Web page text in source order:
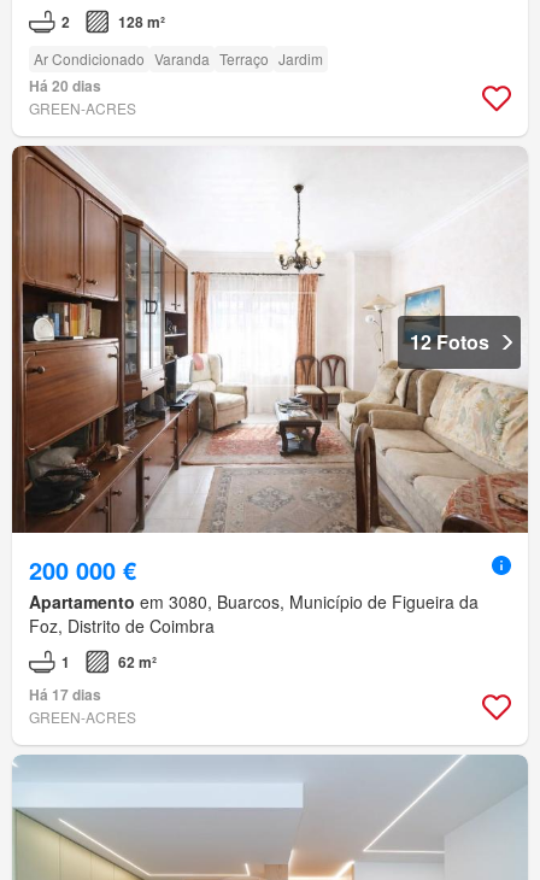
2 128 m²
Ar Condicionado Varanda Terraço Jardim
Há 20 dias
GREEN-ACRES
12 Fotos
200 000 €
Apartamento em 3080, Buarcos, Município de Figueira da
Foz, Distrito de Coimbra
1
62 m²
Há 17 dias
GREEN-ACRES